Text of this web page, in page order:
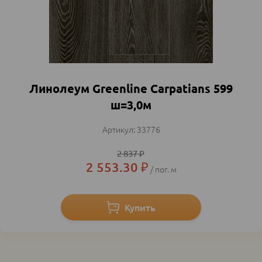
Линолеум Greenline Carpatians 599
ш=3,0м
33776
2 837₽
2 553.30 ₽ пог. м